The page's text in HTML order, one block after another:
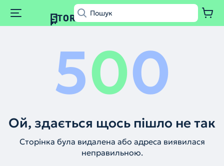
500
Ой, здається щось пішло не так
Сторінка була видалена або адреса виявилася
неправильною.